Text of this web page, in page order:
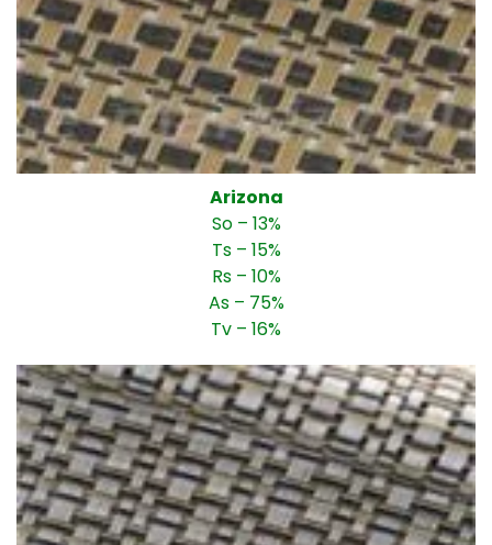
Arizona
So – 13%
Ts – 15%
Rs – 10%
As – 75%
Tv – 16%